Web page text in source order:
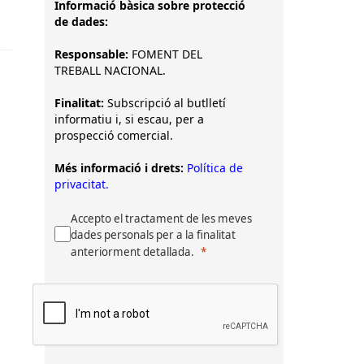
Informació bàsica sobre protecció
de dades:
Responsable: FOMENT DEL
TREBALL NACIONAL.
Finalitat: Subscripció al butlletí
informatiu i, si escau, per a
prospecció comercial.
Més informació i drets: Política de
privacitat.
Accepto el tractament de les meves
dades personals per a la finalitat
anteriorment detallada.